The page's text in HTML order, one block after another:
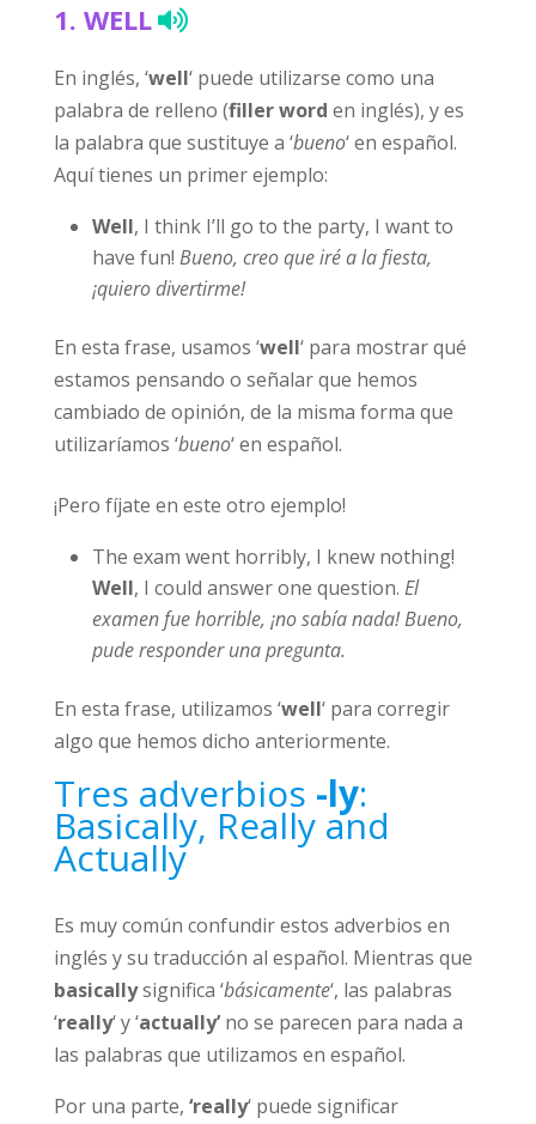
1. WELL
En inglés, ‘well‘ puede utilizarse como una
palabra de relleno (filler word en inglés), y es
la palabra que sustituye a ‘bueno‘ en español.
Aquí tienes un primer ejemplo:
Well, I think I’ll go to the party, I want to
have fun! Bueno, creo que iré a la fiesta,
¡quiero divertirme!
En esta frase, usamos ‘well‘ para mostrar qué
estamos pensando o señalar que hemos
cambiado de opinión, de la misma forma que
utilizaríamos ‘bueno‘ en español.
¡Pero fíjate en este otro ejemplo!
The exam went horribly, I knew nothing!
Well, I could answer one question. El
examen fue horrible, ¡no sabía nada! Bueno,
pude responder una pregunta.
En esta frase, utilizamos ‘well‘ para corregir
algo que hemos dicho anteriormente.
Tres adverbios -ly:
Basically, Really and
Actually
Es muy común confundir estos adverbios en
inglés y su traducción al español. Mientras que
basicallysignifica ‘básicamente‘, las palabras
‘really‘ y ‘actually’no se parecen para nada a
las palabras que utilizamos en español.
Por una parte, ‘really‘ puede significar